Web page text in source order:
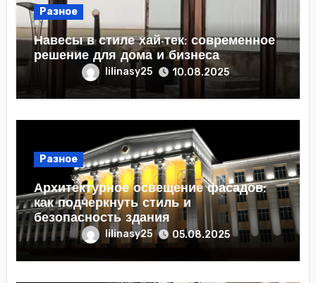
Разное
Навесы в стиле хай-тек: современное
решение для дома и бизнеса
lilinasy25 10.08.2025
Разное
Архитектурное освещение фасадов:
как подчеркнуть стиль и
безопасность здания
lilinasy25 05.08.2025